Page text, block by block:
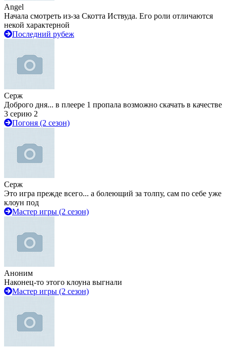
Angel
Начала смотреть из-за Скотта Иствуда. Его роли отличаются
некой характерной
Последний рубеж
Серж
Доброго дня... в плеере 1 пропала возможно скачать в качестве
3 серию 2
Погоня (2 сезон)
Серж
Это игра прежде всего... а болеющий за толпу, сам по себе уже
клоун под
Мастер игры (2 сезон)
Аноним
Наконец-то этого клоуна выгнали
Мастер игры (2 сезон)